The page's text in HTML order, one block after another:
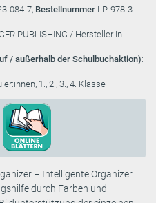
084-7, Bestellnummer LP-978-3-
PUBLISHING / Hersteller in
/ außerhalb der Schulbuchaktion):
1., 2., 3., 4. Klasse
– Intelligente Organizer
durch Farben und